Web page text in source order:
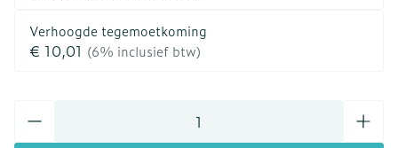
Verhoogde tegemoetkoming
€ 10,01 (6% inclusief btw)